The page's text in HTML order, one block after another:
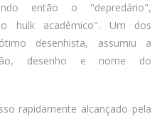
então o "depredário",
hulk acadêmico". Um dos
desenhista, assumiu a
desenho e nome do
rapidamente alcançado pela